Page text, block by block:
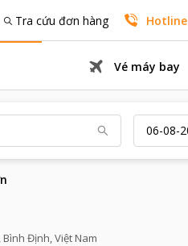
Tra cứu đơn hàng Hotline
Vé máy bay
Định, Việt Nam